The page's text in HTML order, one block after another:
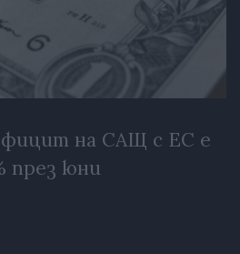
на САЩ с ЕС е
през юни